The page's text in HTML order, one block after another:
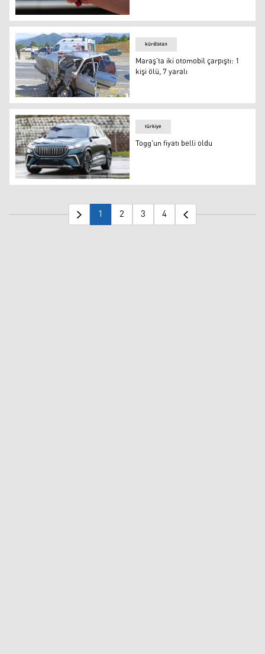
Otomobilde tüm modellere zam
Maraş'ta iki otomobil çarpıştı: 1 kişi ölü, 7 yaralı
kürdistan
Maraş'ta iki otomobil çarpıştı: 1
kişi ölü, 7 yaralı
Togg'un fiyatı belli oldu
türkiye
Togg'un fiyatı belli oldu
1 2 3 4